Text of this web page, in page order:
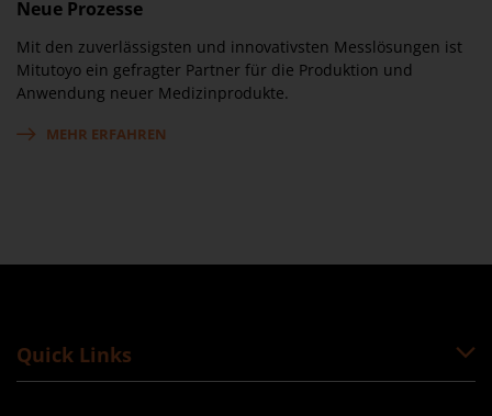
Neue Prozesse
Mit den zuverlässigsten und innovativsten Messlösungen ist
Mitutoyo ein gefragter Partner für die Produktion und
Anwendung neuer Medizinprodukte.
MEHR ERFAHREN
Quick Links